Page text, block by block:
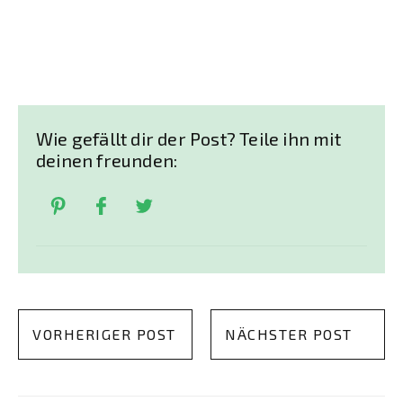
Wie gefällt dir der Post? Teile ihn mit
deinen freunden:
VORHERIGER POST NÄCHSTER POST